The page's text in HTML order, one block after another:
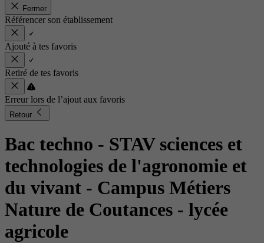
Fermer
Référencer son établissement
Ajouté à tes favoris
Retiré de tes favoris
Erreur lors de l’ajout aux favoris
Retour
Bac techno - STAV sciences et
technologies de l'agronomie et
du vivant - Campus Métiers
Nature de Coutances - lycée
agricole